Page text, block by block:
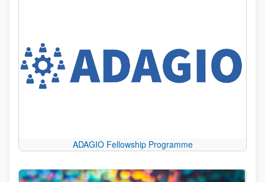
ADAGIO Fellowship Programme